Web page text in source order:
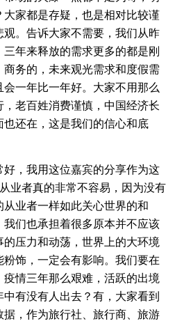
家都是存疑，也是相对比较谨
。告诉大家不需要，我们从昨
年来释放的需求更多的都是刚
务的，未来观光需求和度假需
一年比一年好。大家不用那么
老百姓消费谨慎，中国经济长
还在，这是我们的信心和底
，我用这位嘉宾的分享作为这
业者真的非常不容易，因为没有
业者一样如此关心世界的和
们也承担着很多原本并不应该
压力和动荡，世界上的大环境
饰，一定会有影响。我们要在
情三年那么艰难，活跃的出境
有没有人出去？有，大家看到
，作为旅行社、旅行商、旅游